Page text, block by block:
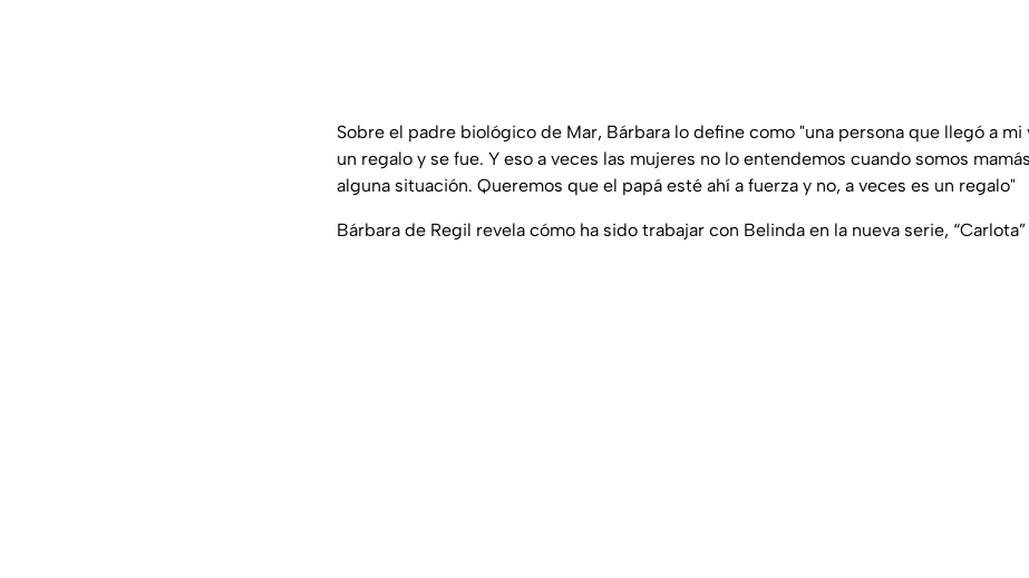
Sobre el padre biológico de Mar, Bárbara lo define como "una persona que llegó a mi
un regalo y se fue. Y eso a veces las mujeres no lo entendemos cuando somos
alguna situación. Queremos que el papá esté ahí a fuerza y no, a veces es un regalo"
Bárbara de Regil revela cómo ha sido trabajar con Belinda en la nueva serie, “Carlota”